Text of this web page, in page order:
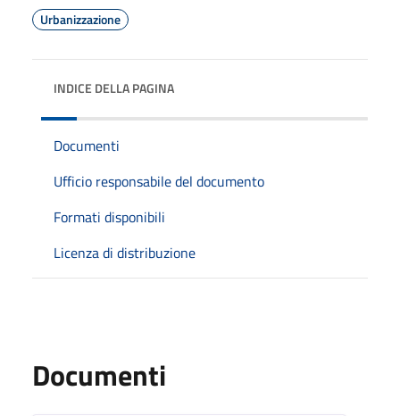
Urbanizzazione
INDICE DELLA PAGINA
Documenti
Ufficio responsabile del documento
Formati disponibili
Licenza di distribuzione
Documenti